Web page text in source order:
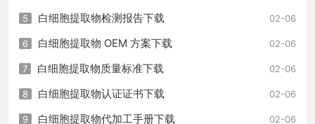
02-06
5 白细胞提取物检测报告下载
02-06
6 白细胞提取物 OEM 方案下载
02-06
7 白细胞提取物质量标准下载
02-06
8 白细胞提取物认证证书下载
02-06
9 白细胞提取物代加工手册下载